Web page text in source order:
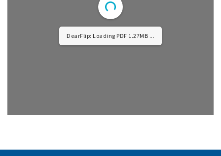
DearFlip: Loading PDF 7.87MB ...